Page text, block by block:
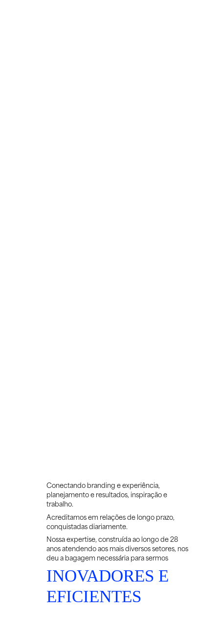
Conectando branding e experiência,
planejamento e resultados, inspiração e
trabalho.
Acreditamos em relações de longo prazo,
conquistadas diariamente.
Nossa expertise, construída ao longo de 28
anos atendendo aos mais diversos setores, nos
deu a bagagem necessária para sermos
INOVADORES E
EFICIENTES